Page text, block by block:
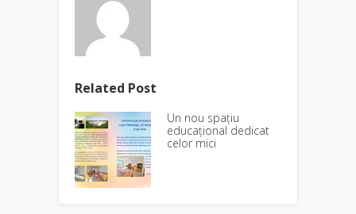
Related Post
Un nou spațiu
educațional dedicat
celor mici